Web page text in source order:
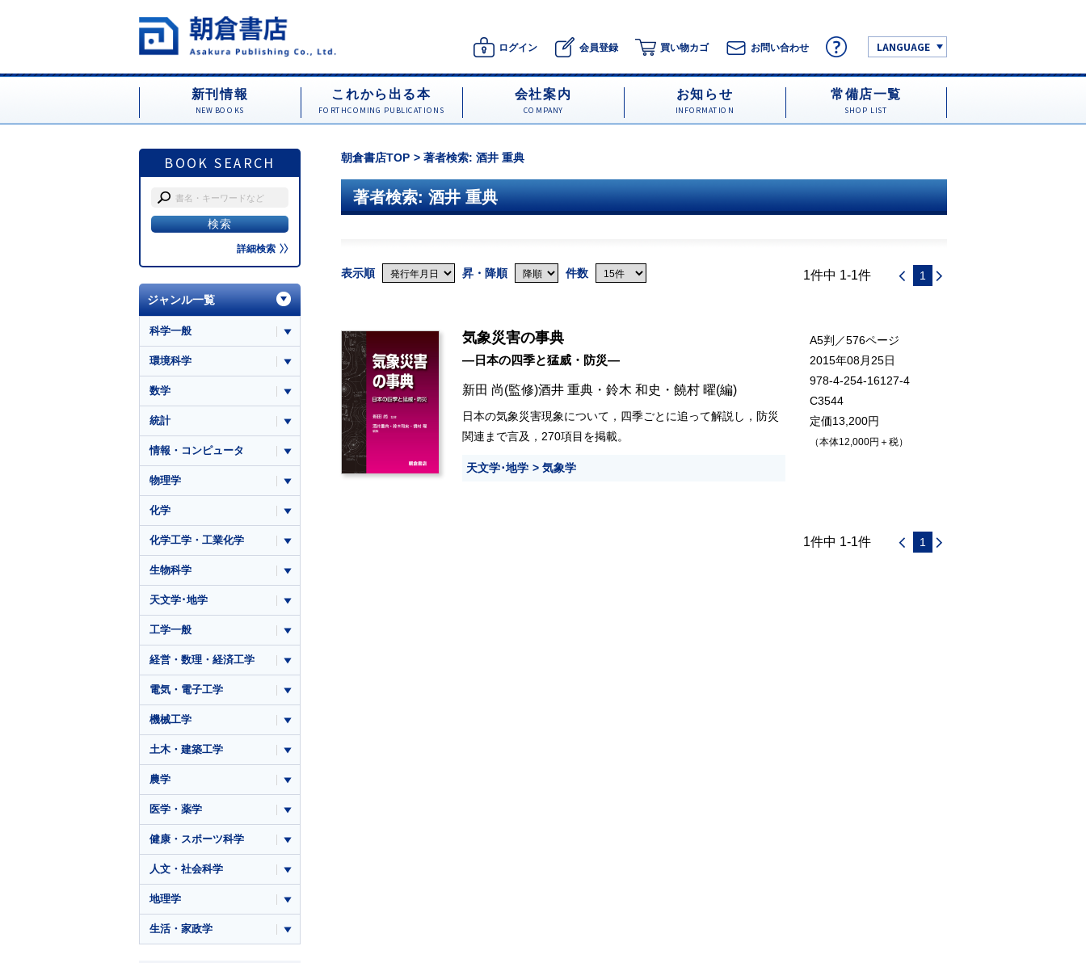
ログイン 会員登録 買い物カゴ お問い合わせ LANGUAGE
新刊情報
NEW BOOKS
これから出る本
FORTHCOMING PUBLICATIONS
会社案内
COMPANY
お知らせ
INFORMATION
常備店一覧
SHOP LIST
BOOK SEARCH
詳細検索
朝倉書店TOP 著者検索: 酒井 重典
著者検索: 酒井 重典
表示順 昇・降順 件数 1件中 1-1件 1
気象災害の事典
―日本の四季と猛威・防災―
新田 尚(監修)酒井 重典 ・ 鈴木 和史 ・ 饒村 曜(編)
日本の気象災害現象について，四季ごとに追って解説し，防災
関連まで言及，270項目を掲載。
天文学･地学 気象学
A5判／576ページ
2015年08月25日
978-4-254-16127-4
C3544
定価13,200円
（本体12,000円＋税）
1件中 1-1件 1
ジャンル一覧
科学一般
環境科学
数学
統計
情報・コンピュータ
物理学
化学
化学工学・工業化学
生物科学
天文学･地学
工学一般
経営・数理・経済工学
電気・電子工学
機械工学
土木・建築工学
農学
医学・薬学
健康・スポーツ科学
人文・社会科学
地理学
生活・家政学